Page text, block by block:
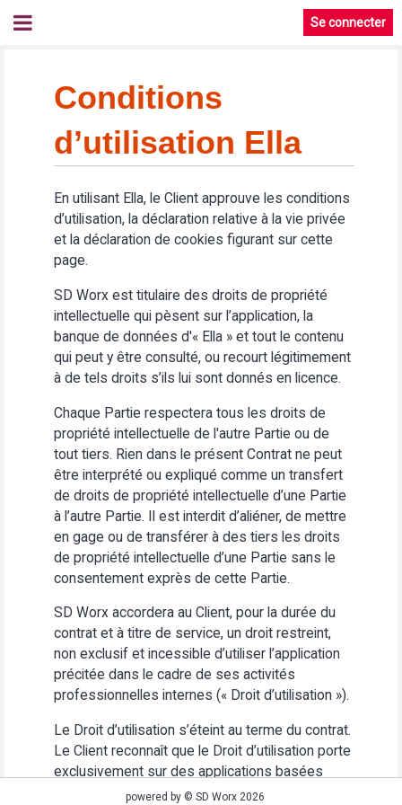
Se connecter
Conditions
d’utilisation Ella
En utilisant Ella, le Client approuve les conditions
d’utilisation, la déclaration relative à la vie privée
et la déclaration de cookies figurant sur cette
page.
SD Worx est titulaire des droits de propriété
intellectuelle qui pèsent sur l’application, la
banque de données d'« Ella » et tout le contenu
qui peut y être consulté, ou recourt légitimement
à de tels droits s’ils lui sont donnés en licence.
Chaque Partie respectera tous les droits de
propriété intellectuelle de l'autre Partie ou de
tout tiers. Rien dans le présent Contrat ne peut
être interprété ou expliqué comme un transfert
de droits de propriété intellectuelle d’une Partie
à l’autre Partie. Il est interdit d’aliéner, de mettre
en gage ou de transférer à des tiers les droits
de propriété intellectuelle d’une Partie sans le
consentement exprès de cette Partie.
SD Worx accordera au Client, pour la durée du
contrat et à titre de service, un droit restreint,
non exclusif et incessible d’utiliser l’application
précitée dans le cadre de ses activités
professionnelles internes (« Droit d’utilisation »).
Le Droit d’utilisation s’éteint au terme du contrat.
Le Client reconnaît que le Droit d’utilisation porte
exclusivement sur des applications basées
Web. Le Client s’abstiendra (i) d’utiliser
powered by © SD Worx 2026